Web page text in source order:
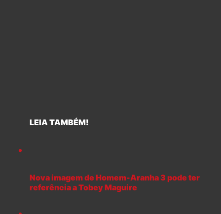
LEIA TAMBÉM!
Nova imagem de Homem-Aranha 3 pode ter
referência a Tobey Maguire